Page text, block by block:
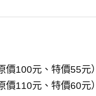
價100元、特價55元）
價110元、特價60元）